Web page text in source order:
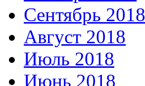
Сентябрь 2018
Август 2018
Июль 2018
Июнь 2018